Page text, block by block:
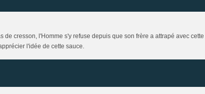
cresson, l'Homme s'y refuse depuis que son frère a attrapé avec cette
l'idée de cette sauce.